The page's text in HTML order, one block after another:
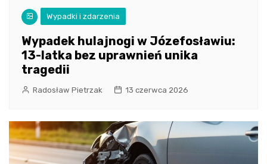
Wypadki i zdarzenia
Wypadek hulajnogi w Józefosławiu:
13-latka bez uprawnień unika
tragedii
Radosław Pietrzak 13 czerwca 2026